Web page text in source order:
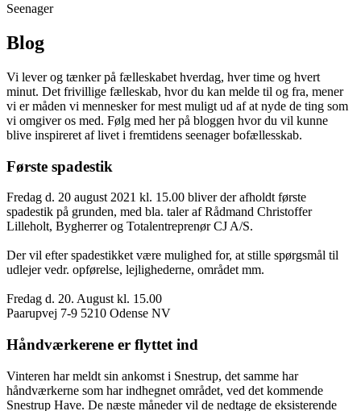
Seenager
Blog
Vi lever og tænker på fælleskabet hverdag, hver time og hvert
minut. Det frivillige fælleskab, hvor du kan melde til og fra, mener
vi er måden vi mennesker for mest muligt ud af at nyde de ting som
vi omgiver os med. Følg med her på bloggen hvor du vil kunne
blive inspireret af livet i fremtidens seenager bofællesskab.
Første spadestik
Fredag d. 20 august 2021 kl. 15.00 bliver der afholdt første
spadestik på grunden, med bla. taler af Rådmand Christoffer
Lilleholt, Bygherrer og Totalentreprenør CJ A/S.
Der vil efter spadestikket være mulighed for, at stille spørgsmål til
udlejer vedr. opførelse, lejlighederne, området mm.
Fredag d. 20. August kl. 15.00
Paarupvej 7-9 5210 Odense NV
Håndværkerene er flyttet ind
Vinteren har meldt sin ankomst i Snestrup, det samme har
håndværkerne som har indhegnet området, ved det kommende
Snestrup Have. De næste måneder vil de nedtage de eksisterende